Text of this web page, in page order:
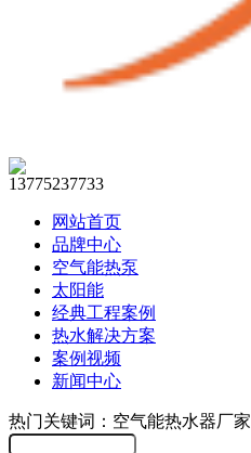
13775237733
网站首页
品牌中心
空气能热泵
太阳能
经典工程案例
热水解决方案
案例视频
新闻中心
热门关键词：空气能热水器厂